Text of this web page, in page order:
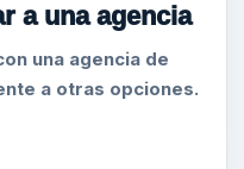
a una agencia
una agencia de
a otras opciones.